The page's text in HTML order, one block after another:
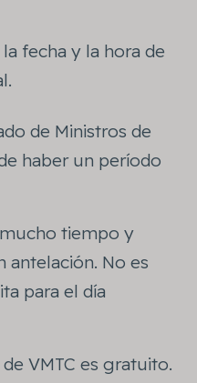
fecha y la hora de
de Ministros de
haber un período
tiempo y
antelación. No es
para el día
VMTC es gratuito.